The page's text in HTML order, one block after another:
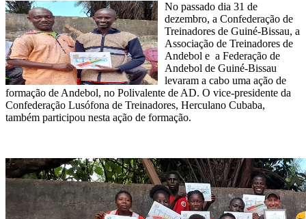
No passado dia 31 de
dezembro, a Confederação de
Treinadores de Guiné-Bissau, a
Associação de Treinadores de
Andebol e a Federação de
Andebol de Guiné-Bissau
levaram a cabo uma ação de
formação de Andebol, no Polivalente de AD. O vice-presidente da
Confederação Lusófona de Treinadores, Herculano Cubaba,
também participou nesta ação de formação.